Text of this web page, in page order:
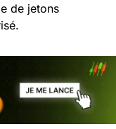
de jetons